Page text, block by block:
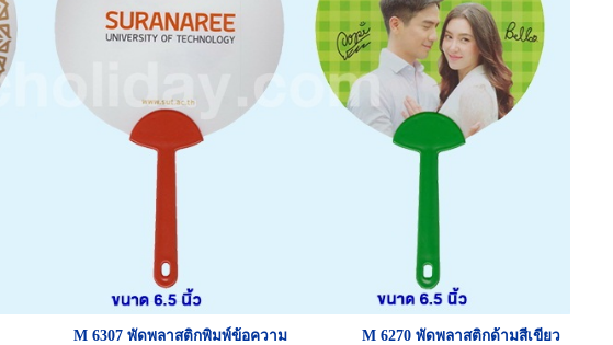
M 6307 พัดพลาสติกพิมพ์ข้อความ M 6270 พัดพลาสติกด้ามสีเขียว